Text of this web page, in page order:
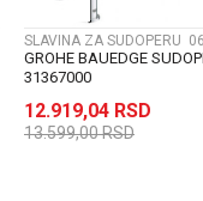
SLAVINA ZA SUDOPERU
GROHE BAUEDGE
31367000
12.919,04 RSD
13.599,00RSD